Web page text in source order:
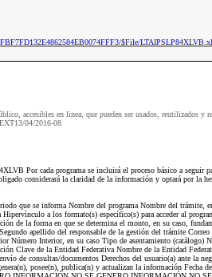
$File/
accesibles en linea, que pueden ser usados, reutilizados y
04/2016-08
Por cada programa se incluirá el proceso básico a seguir
considerará la claridad de la información y optará por la
que se informa Nombre del programa Nombre del trámite,
a los formato(s) específico(s) para acceder al
de la forma en que se determina el monto, en su caso,
apellido del responsable de la gestión del trámite
Número Interior, en su caso Tipo de asentamiento (catálogo)
Clave de la Entidad Federativa Nombre de la Entidad
de consultas/documentos Derechos del usuario(a) ante la
posee(n), publica(n) y actualizan la información Fecha